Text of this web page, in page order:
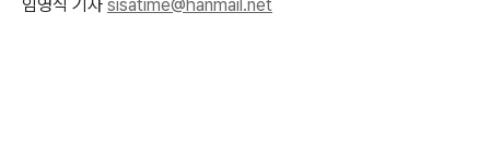
임영식 기자 sisatime@hanmail.net